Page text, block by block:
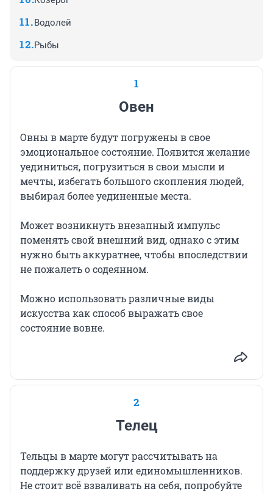
Водолей
Рыбы
1
Овен
Овны в марте будут погружены в свое
эмоциональное состояние. Появится желание
уединиться, погрузиться в свои мысли и
мечты, избегать большого скопления людей,
выбирая более уединенные места.
Может возникнуть внезапный импульс
поменять свой внешний вид, однако с этим
нужно быть аккуратнее, чтобы впоследствии
не пожалеть о содеянном.
Можно использовать различные виды
искусства как способ выражать свое
состояние вовне.
2
Телец
Тельцы в марте могут рассчитывать на
поддержку друзей или единомышленников.
Не стоит всё взваливать на себя, попробуйте